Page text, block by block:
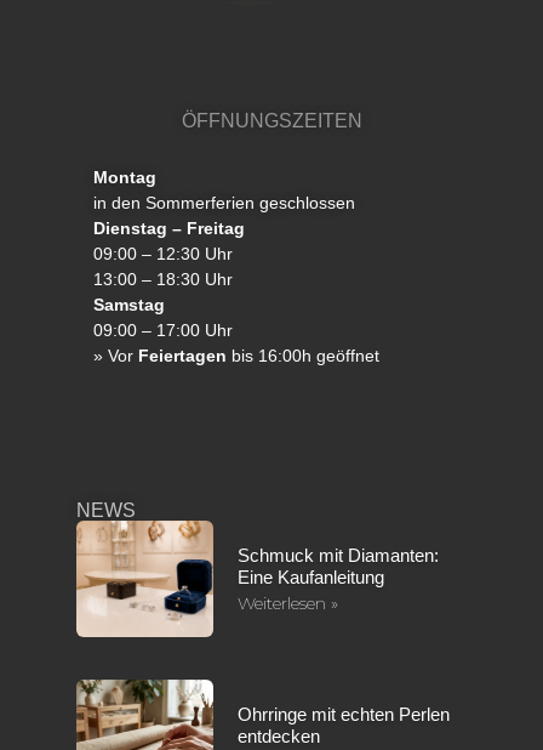
ÖFFNUNGSZEITEN
Montag
in den Sommerferien geschlossen
Dienstag – Freitag
09:00 – 12:30 Uhr
13:00 – 18:30 Uhr
Samstag
09:00 – 17:00 Uhr
» Vor Feiertagen bis 16:00h geöffnet
NEWS
Schmuck mit Diamanten:
Eine Kaufanleitung
Weiterlesen »
Ohrringe mit echten Perlen
entdecken